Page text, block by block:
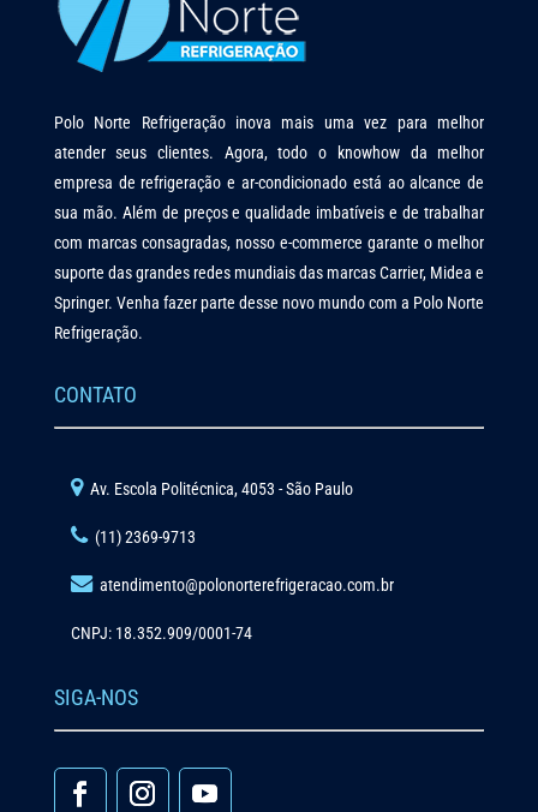
Polo Norte Refrigeração inova mais uma vez para melhor
atender seus clientes. Agora, todo o knowhow da melhor
empresa de refrigeração e ar-condicionado está ao alcance de
sua mão. Além de preços e qualidade imbatíveis e de trabalhar
com marcas consagradas, nosso e-commerce garante o melhor
suporte das grandes redes mundiais das marcas Carrier, Midea e
Springer. Venha fazer parte desse novo mundo com a Polo Norte
Refrigeração.
CONTATO
Av. Escola Politécnica, 4053 - São Paulo
(11) 2369-9713
atendimento@polonorterefrigeracao.com.br
CNPJ: 18.352.909/0001-74
SIGA-NOS